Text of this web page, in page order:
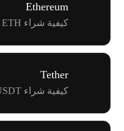
Ethereum
كيفية شراء ETH
Tether
كيفية شراء USDT